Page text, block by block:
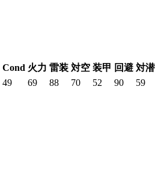
Cond 火力 雷装 対空 装甲 回避 対潜
49 69 88 70 52 90 59